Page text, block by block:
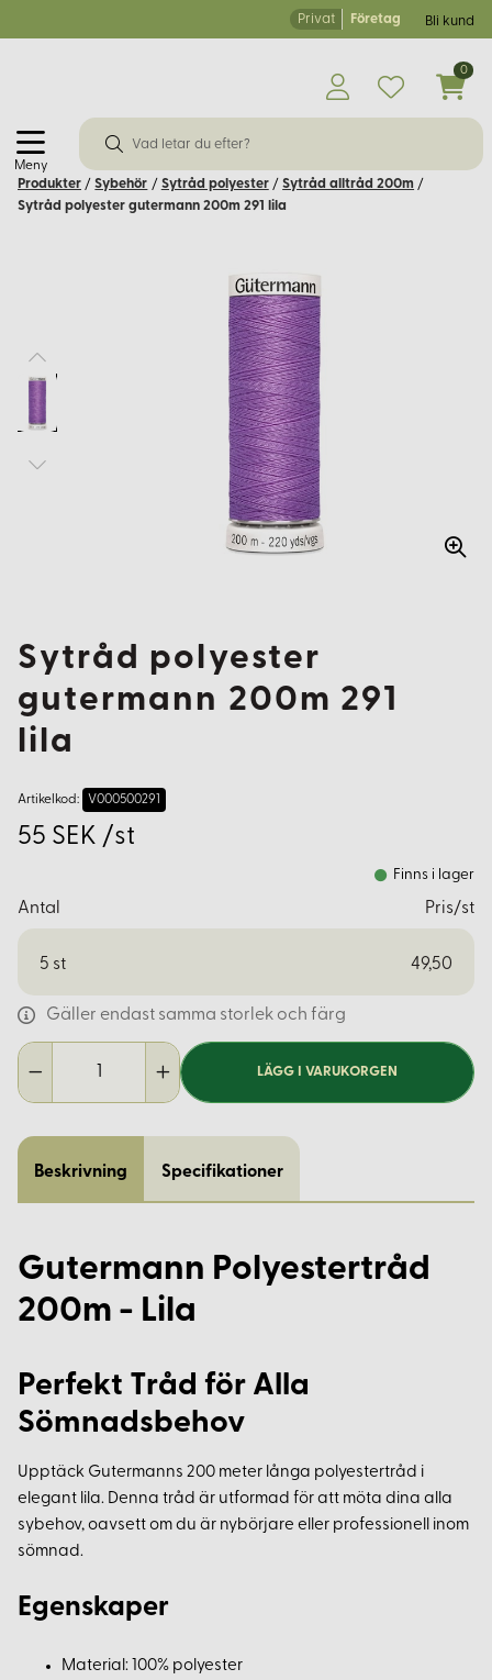
Privat Företag Bli kund
Meny
0
Produkter / Sybehör / Sytråd polyester / Sytråd alltråd 200m /
Sytråd polyester gutermann 200m 291 lila
Sytråd polyester
gutermann 200m 291
lila
Artikelkod: V000500291
55 SEK /st
Finns i lager
Antal Pris/st
5 st 49,50
Gäller endast samma storlek och färg
LÄGG I VARUKORGEN
Beskrivning Specifikationer
Gutermann Polyestertråd
200m - Lila
Perfekt Tråd för Alla
Sömnadsbehov
Upptäck Gutermanns 200 meter långa polyestertråd i
elegant lila. Denna tråd är utformad för att möta dina alla
sybehov, oavsett om du är nybörjare eller professionell inom
sömnad.
Egenskaper
Material: 100% polyester